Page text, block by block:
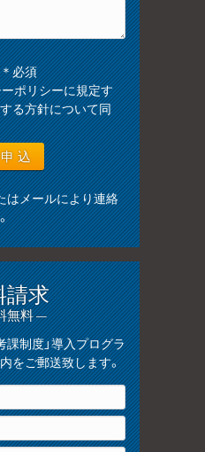
必須
ポリシーに規定す
る方針について同
はメールにより連絡
請求
無料 —
課制度」導入プログラ
をご郵送致します。